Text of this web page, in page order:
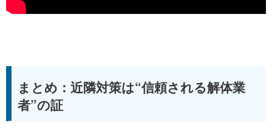
まとめ：近隣対策は“信頼される解体業
者”の証